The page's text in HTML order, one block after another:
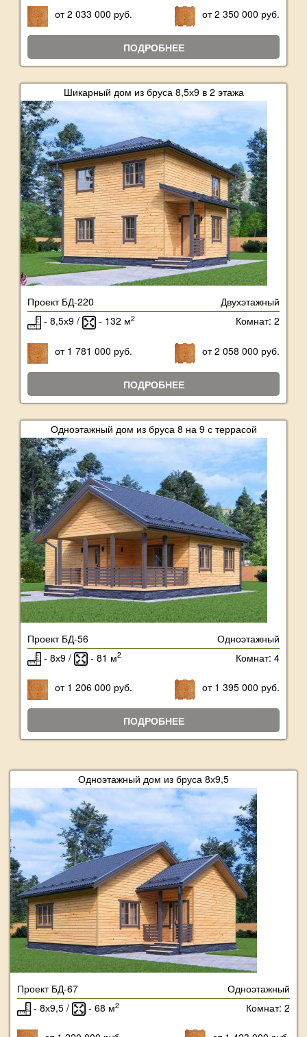
от 2 033 000 руб. от 2 350 000 руб.
ПОДРОБНЕЕ
Шикарный дом из бруса 8,5х9 в 2 этажа
Проект БД-220
Двухэтажный
- 8,5х9 /
- 132 м2 Комнат: 2
от 1 781 000 руб. от 2 058 000 руб.
ПОДРОБНЕЕ
Одноэтажный дом из бруса 8 на 9 с террасой
Проект БД-56
Одноэтажный
- 8х9 /
- 81 м2 Комнат: 4
от 1 206 000 руб. от 1 395 000 руб.
ПОДРОБНЕЕ
Одноэтажный дом из бруса 8х9,5
Проект БД-67
Одноэтажный
- 8х9,5 /
- 68 м2 Комнат: 2